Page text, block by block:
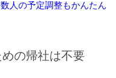
人の予定調整もかんたん
の帰社は不要